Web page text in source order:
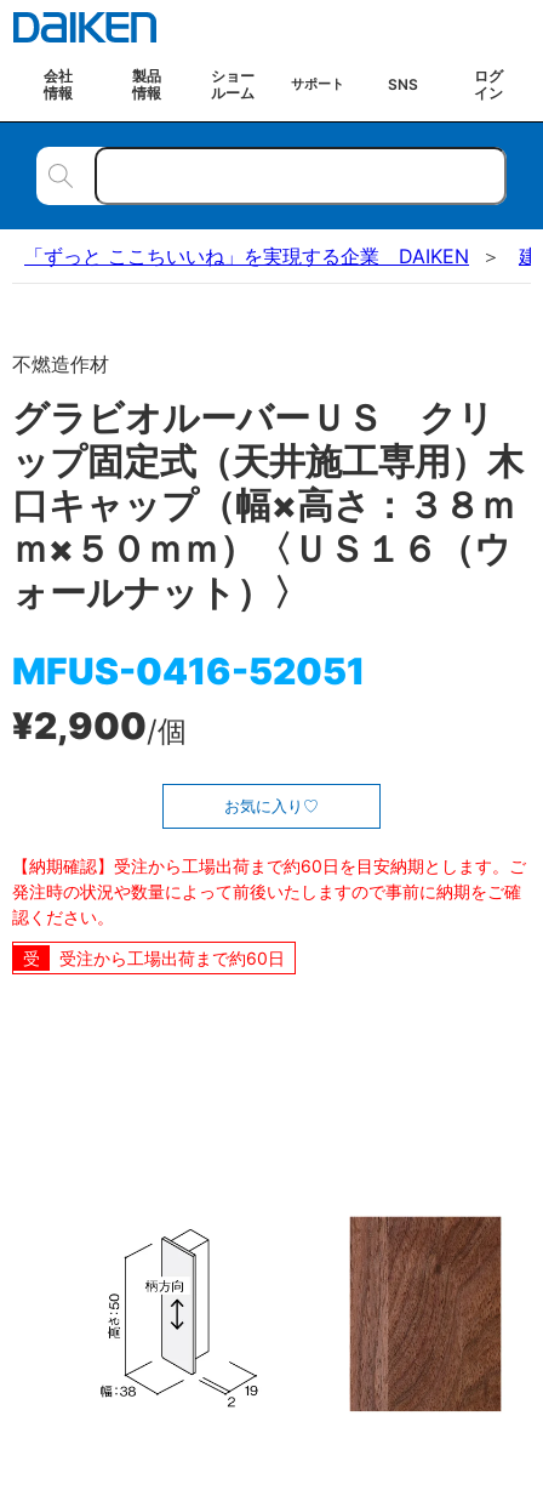
会社
情報
製品
情報
ショー
ルーム
サポート SNS
ログ
イン
「ずっと ここちいいね」を実現する企業 DAIKEN 建
不燃造作材
グラビオルーバーＵＳ クリ
ップ固定式（天井施工専用）木
口キャップ（幅×高さ：３８ｍ
ｍ×５０ｍｍ）〈ＵＳ１６（ウ
ォールナット）〉
MFUS-0416-52051
¥2,900/個
お気に入り
【納期確認】受注から工場出荷まで約60日を目安納期とします。ご
発注時の状況や数量によって前後いたしますので事前に納期をご確
認ください。
受注から工場出荷まで約60日